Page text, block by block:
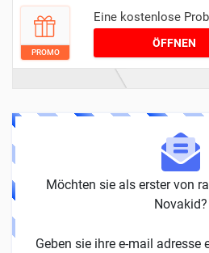
PROMO
Eine kostenlose
ÖFFNEN
Möchten sie als erster von
Novakid?
Geben sie ihre e-mail adresse